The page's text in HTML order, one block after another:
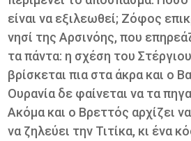
είναι να εξιλεωθεί; Ζόφος
νησί της Αρσινόης, που
τα πάντα: η σχέση του
βρίσκεται πια στα άκρα και ο
Ουρανία δε φαίνεται να τα
Ακόμα και ο Βρεττός αρχίζει
να ζηλεύει την Τιτίκα, κι ένα